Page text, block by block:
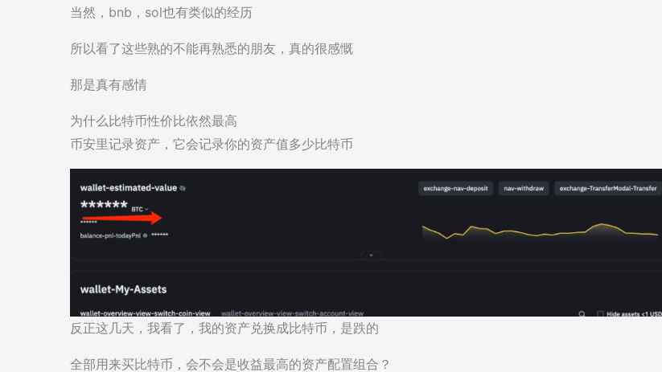
当然，bnb，sol也有类似的经历
所以看了这些熟的不能再熟悉的朋友，真的很感慨
那是真有感情
为什么比特币性价比依然最高
币安里记录资产，它会记录你的资产值多少比特币
反正这几天，我看了，我的资产兑换成比特币，是跌的
全部用来买比特币，会不会是收益最高的资产配置组合？